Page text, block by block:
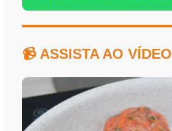
📹 ASSISTA AO VÍDEO